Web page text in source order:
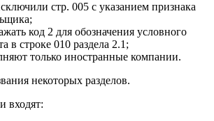
стр. 005 с указанием признака
код 2 для обозначения условного
в строке 010 раздела 2.1;
только иностранные компании.
некоторых разделов.
входят: